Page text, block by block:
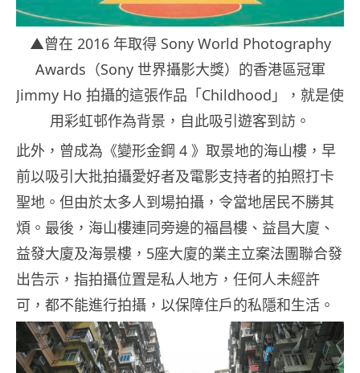
▲曾在 2016 年取得 Sony World Photography
Awards（Sony 世界攝影大獎）的香港區冠軍
Jimmy Ho 拍攝的這張作品「Childhood」，就是使
用彩虹邨作為背景，自此吸引遊客到訪。
此外，曾成為《變形金鋼 4 》取景地的海山樓，早
前以吸引大批拍攝愛好者及電影支持者的拍照打卡
聖地。但由於太多人到場拍攝，令當地居民不勝其
煩。最後，海山樓連同旁邊的福昌樓、益昌大廈、
益發大廈及海景樓，5座大廈的業主立案法團聯合發
出告示，指拍攝位置是私人地方，任何人未經許
可，都不能進行拍攝，以保障住戶的私隱和生活。